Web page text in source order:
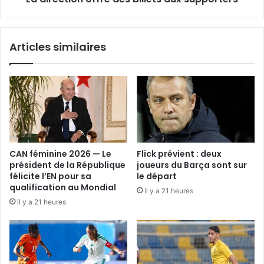
Articles similaires
CAN féminine 2026 — Le
président de la République
félicite l’EN pour sa
qualification au Mondial
il y a 21 heures
Flick prévient : deux
joueurs du Barça sont sur
le départ
il y a 21 heures